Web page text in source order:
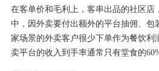
在客单价和毛利上，客串出品的社区店
中，因外卖要付出额外的平台抽佣、包
家场景的外卖客户很少下单作为餐饮利
卖平台的收入到手率通常只有堂食的